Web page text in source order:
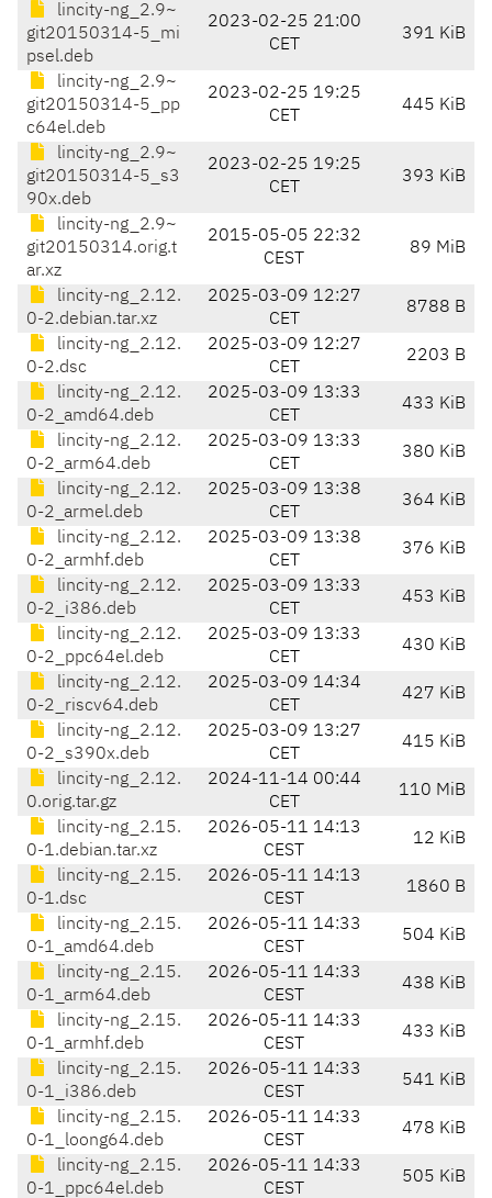
lincity-ng_2.9~
git20150314-5_mi
psel.deb
2023-02-25 21:00
CET
391 KiB
lincity-ng_2.9~
git20150314-5_pp
c64el.deb
2023-02-25 19:25
CET
445 KiB
lincity-ng_2.9~
git20150314-5_s3
90x.deb
2023-02-25 19:25
CET
393 KiB
lincity-ng_2.9~
git20150314.orig.t
ar.xz
2015-05-05 22:32
CEST
89 MiB
lincity-ng_2.12.
0-2.debian.tar.xz
2025-03-09 12:27
CET
8788 B
lincity-ng_2.12.
0-2.dsc
2025-03-09 12:27
CET
2203 B
lincity-ng_2.12.
0-2_amd64.deb
2025-03-09 13:33
CET
433 KiB
lincity-ng_2.12.
0-2_arm64.deb
2025-03-09 13:33
CET
380 KiB
lincity-ng_2.12.
0-2_armel.deb
2025-03-09 13:38
CET
364 KiB
lincity-ng_2.12.
0-2_armhf.deb
2025-03-09 13:38
CET
376 KiB
lincity-ng_2.12.
0-2_i386.deb
2025-03-09 13:33
CET
453 KiB
lincity-ng_2.12.
0-2_ppc64el.deb
2025-03-09 13:33
CET
430 KiB
lincity-ng_2.12.
0-2_riscv64.deb
2025-03-09 14:34
CET
427 KiB
lincity-ng_2.12.
0-2_s390x.deb
2025-03-09 13:27
CET
415 KiB
lincity-ng_2.12.
0.orig.tar.gz
2024-11-14 00:44
CET
110 MiB
lincity-ng_2.15.
0-1.debian.tar.xz
2026-05-11 14:13
CEST
12 KiB
lincity-ng_2.15.
0-1.dsc
2026-05-11 14:13
CEST
1860 B
lincity-ng_2.15.
0-1_amd64.deb
2026-05-11 14:33
CEST
504 KiB
lincity-ng_2.15.
0-1_arm64.deb
2026-05-11 14:33
CEST
438 KiB
lincity-ng_2.15.
0-1_armhf.deb
2026-05-11 14:33
CEST
433 KiB
lincity-ng_2.15.
0-1_i386.deb
2026-05-11 14:33
CEST
541 KiB
lincity-ng_2.15.
0-1_loong64.deb
2026-05-11 14:33
CEST
478 KiB
lincity-ng_2.15.
0-1_ppc64el.deb
2026-05-11 14:33
CEST
505 KiB